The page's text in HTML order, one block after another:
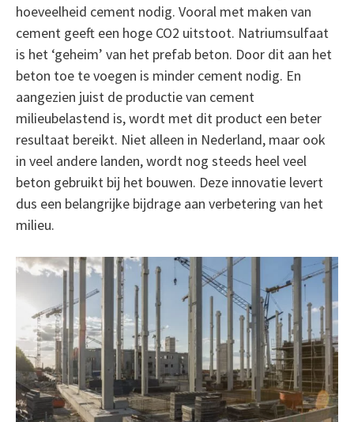
hoeveelheid cement nodig. Vooral met maken van
cement geeft een hoge CO2 uitstoot. Natriumsulfaat
is het ‘geheim’ van het prefab beton. Door dit aan het
beton toe te voegen is minder cement nodig. En
aangezien juist de productie van cement
milieubelastend is, wordt met dit product een beter
resultaat bereikt. Niet alleen in Nederland, maar ook
in veel andere landen, wordt nog steeds heel veel
beton gebruikt bij het bouwen. Deze innovatie levert
dus een belangrijke bijdrage aan verbetering van het
milieu.